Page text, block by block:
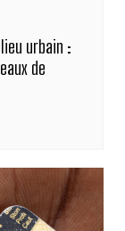
urbain :
de